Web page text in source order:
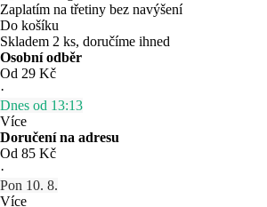
Zaplatím na třetiny bez navýšení
Do košíku
Skladem 2 ks, doručíme ihned
Osobní odběr
Od 29 Kč
·
Dnes od 13:13
Více
Doručení na adresu
Od 85 Kč
·
Pon 10. 8.
Více